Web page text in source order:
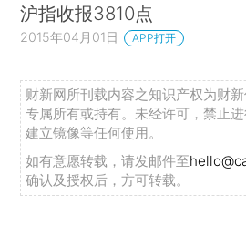
沪指收报3810点
2015年04月01日 APP打开
财新网所刊载内容之知识产权为财
专属所有或持有。未经许可，禁止
建立镜像等任何使用。
如有意愿转载，请发邮件至
确认及授权后，方可转载。